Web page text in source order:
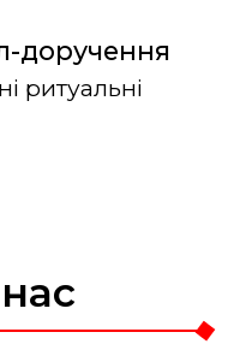
доручення
ритуальні